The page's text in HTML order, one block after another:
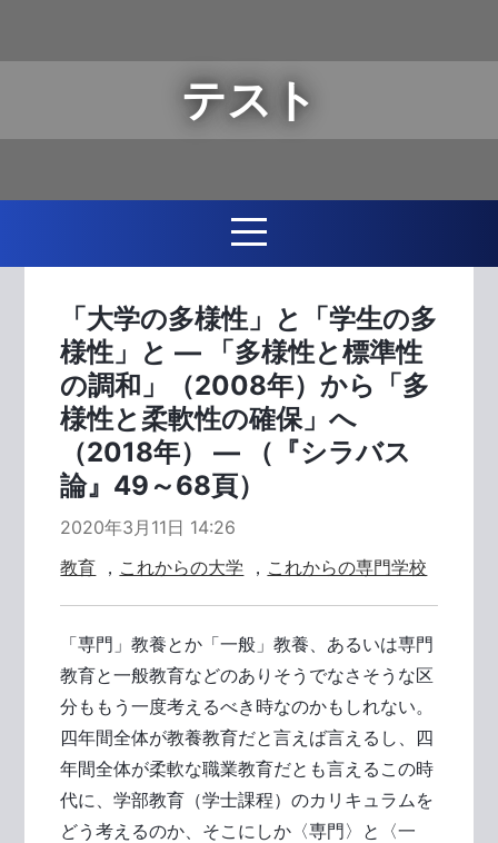
テスト
「大学の多様性」と「学生の多
様性」と ― 「多様性と標準性
の調和」（2008年）から「多
様性と柔軟性の確保」へ
（2018年） ― （『シラバス
論』49～68頁）
2020年3月11日 14:26
教育 ， これからの大学 ， これからの専門学校
「専門」教養とか「一般」教養、あるいは専門
教育と一般教育などのありそうでなさそうな区
分ももう一度考えるべき時なのかもしれない。
四年間全体が教養教育だと言えば言えるし、四
年間全体が柔軟な職業教育だとも言えるこの時
代に、学部教育（学士課程）のカリキュラムを
どう考えるのか、そこにしか〈専門〉と〈一